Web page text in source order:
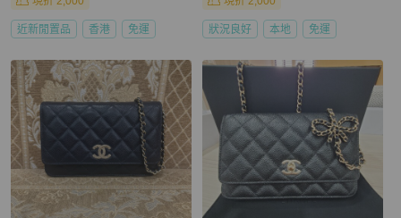
近新閒置品 香港 免運 狀況良好 本地 免運